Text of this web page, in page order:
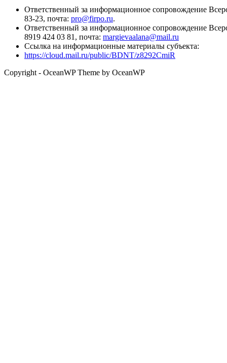
Ответственный за информационное сопровождение
83-23, почта: pro@firpo.ru.
Ответственный за информационное сопровождение
8919 424 03 81, почта: margievaalana@mail.ru
Ссылка на информационные материалы субъекта:
https://cloud.mail.ru/public/BDNT/z8292CmiR
Copyright - OceanWP Theme by OceanWP